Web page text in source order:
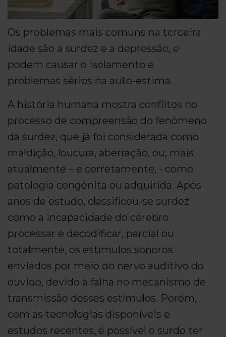
Os problemas mais comuns na terceira
idade são a surdez e a depressão, e
podem causar o isolamento e
problemas sérios na auto-estima.
A história humana mostra conflitos no
processo de compreensão do fenômeno
da surdez, que já foi considerada como
maldição, loucura, aberração, ou, mais
atualmente – e corretamente, - como
patologia congênita ou adquirida. Após
anos de estudo, classificou-se surdez
como a incapacidade do cérebro
processar e decodificar, parcial ou
totalmente, os estímulos sonoros
enviados por meio do nervo auditivo do
ouvido, devido à falha no mecanismo de
transmissão desses estímulos. Porém,
com as tecnologias disponíveis e
estudos recentes, é possível o surdo ter